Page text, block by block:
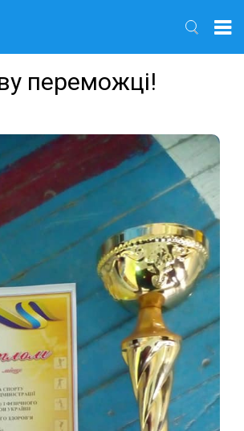
переможці!